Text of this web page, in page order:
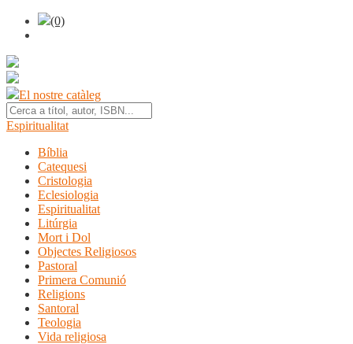
(0)
El nostre catàleg
Espiritualitat
Bíblia
Catequesi
Cristologia
Eclesiologia
Espiritualitat
Litúrgia
Mort i Dol
Objectes Religiosos
Pastoral
Primera Comunió
Religions
Santoral
Teologia
Vida religiosa